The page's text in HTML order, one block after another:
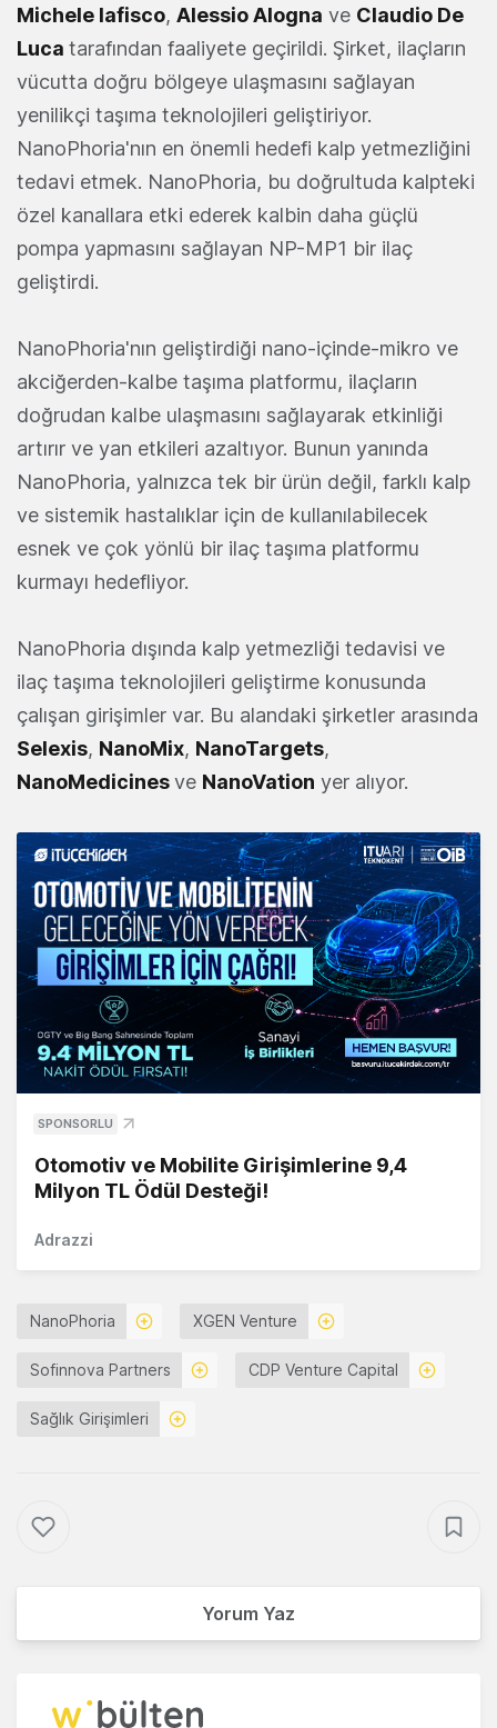
Michele Iafisco, Alessio Alogna ve Claudio De
Luca tarafından faaliyete geçirildi. Şirket, ilaçların
vücutta doğru bölgeye ulaşmasını sağlayan
yenilikçi taşıma teknolojileri geliştiriyor.
NanoPhoria'nın en önemli hedefi kalp yetmezliğini
tedavi etmek. NanoPhoria, bu doğrultuda kalpteki
özel kanallara etki ederek kalbin daha güçlü
pompa yapmasını sağlayan NP-MP1 bir ilaç
geliştirdi.
NanoPhoria'nın geliştirdiği nano-içinde-mikro ve
akciğerden-kalbe taşıma platformu, ilaçların
doğrudan kalbe ulaşmasını sağlayarak etkinliği
artırır ve yan etkileri azaltıyor. Bunun yanında
NanoPhoria, yalnızca tek bir ürün değil, farklı kalp
ve sistemik hastalıklar için de kullanılabilecek
esnek ve çok yönlü bir ilaç taşıma platformu
kurmayı hedefliyor.
NanoPhoria dışında kalp yetmezliği tedavisi ve
ilaç taşıma teknolojileri geliştirme konusunda
çalışan girişimler var. Bu alandaki şirketler arasında
Selexis, NanoMix, NanoTargets,
NanoMedicinesve NanoVation yer alıyor.
SPONSORLU
Otomotiv ve Mobilite Girişimlerine 9,4
Milyon TL Ödül Desteği!
Adrazzi
NanoPhoria XGEN Venture
Sofinnova Partners CDP Venture Capital
Sağlık Girişimleri
Yorum Yaz